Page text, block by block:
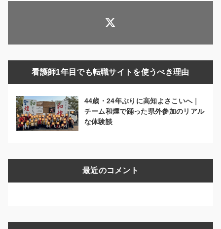
看護師1年目でも転職サイトを使うべき理由
44歳・24年ぶりに高知よさこいへ｜
チーム和煙で踊った県外参加のリアル
な体験談
最近のコメント